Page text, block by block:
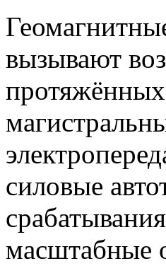
вызывают
силовые
масштабные